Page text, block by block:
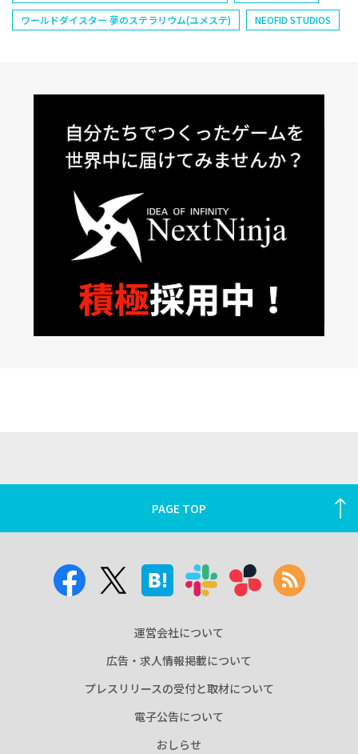
ワールドダイスター 夢のステラリウム(ユメステ)
NEOFID STUDIOS
PAGE TOP
運営会社について
広告・求人情報掲載について
プレスリリースの受付と取材について
電子公告について
おしらせ